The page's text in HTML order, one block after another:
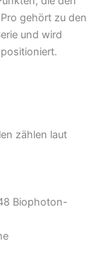
gehört zu den
und wird
zählen laut
Biophoton-